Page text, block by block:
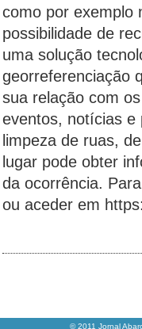
como por exemplo
possibilidade de
uma solução
georreferenciação
sua relação com
eventos, notícias e
limpeza de ruas,
lugar pode obter
da ocorrência.
ou aceder em
© 2011 Jornal